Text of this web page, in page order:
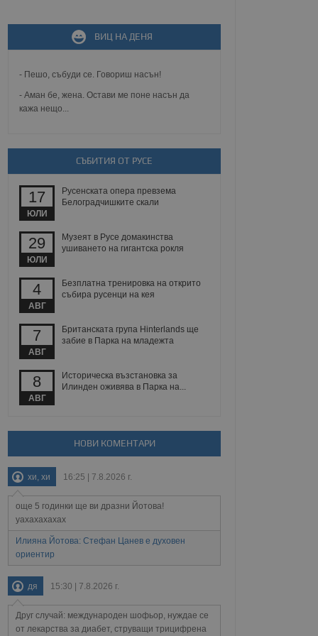
ВИЦ НА ДЕНЯ
- Пешо, събуди се. Говориш насън!
- Аман бе, жена. Остави ме поне насън да
кажа нещо...
СЪБИТИЯ ОТ РУСЕ
17
ЮЛИ
Русенската опера превзема
Белоградчишките скали
29
ЮЛИ
Музеят в Русе домакинства
ушиването на гигантска рокля
4
АВГ
Безплатна тренировка на открито
събира русенци на кея
7
АВГ
Британската група Hinterlands ще
забие в Парка на младежта
8
АВГ
Историческа възстановка за
Илинден оживява в Парка на...
НОВИ КОМЕНТАРИ
хи, хи 16:25 | 7.8.2026 г.
още 5 годинки ще ви дразни Йотова!
уахахахахах
Илияна Йотова: Стефан Цанев е духовен
ориентир
дя 15:30 | 7.8.2026 г.
Друг случай: международен шофьор, нуждае се
от лекарства за диабет, струващи трицифрена
зададена от уеб
MVC
известно като
Той не съдържа
при затваряне
политики и
сесии.
между хората
за да се правят
уебсайт.
на
на бисквитките,
и
и предоставя
използва
потребител може
на сайта. Тя
с
на
на сайта.
взаимодействия
и потребителския
събиране на данни
за
се
данни,
на посещенията,
били заредени.
опит.
на прегледи на
тя може
новата или
на сайта. Тя
която е
в целия
на социалните
Описание